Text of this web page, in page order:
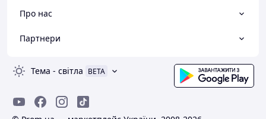
Про нас
Партнери
Тема - світла BETA